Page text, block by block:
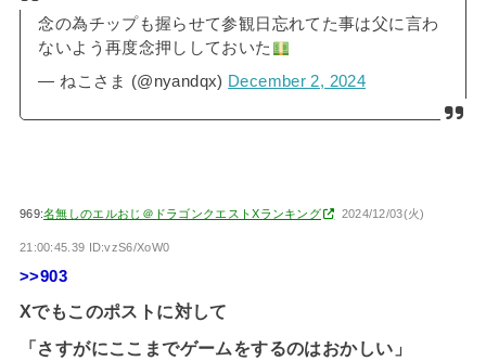
念の為チップも握らせて参観日忘れてた事は父に言わ
ないよう再度念押ししておいた
— ねこさま (@nyandqx) December 2, 2024
969:名無しのエルおじ＠ドラゴンクエストXランキング 2024/12/03(火)
21:00:45.39 ID:vzS6/XoW0
>>903
Xでもこのポストに対して
「さすがにここまでゲームをするのはおかしい」